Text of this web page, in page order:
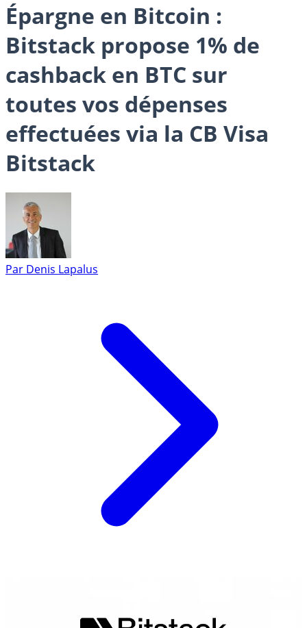
Épargne en Bitcoin :
Bitstack propose 1% de
cashback en BTC sur
toutes vos dépenses
effectuées via la CB Visa
Bitstack
Par Denis Lapalus